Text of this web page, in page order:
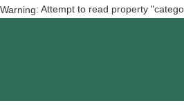
Warning: Attempt to read property